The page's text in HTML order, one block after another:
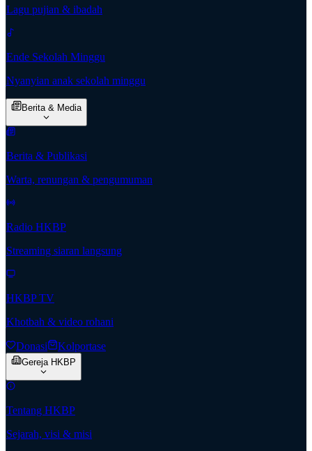
Lagu pujian & ibadah
Ende Sekolah Minggu
Nyanyian anak sekolah minggu
Berita & Media
Berita & Publikasi
Warta, renungan & pengumuman
Radio HKBP
Streaming siaran langsung
HKBP TV
Khotbah & video rohani
Donasi Kolportase
Gereja HKBP
Tentang HKBP
Sejarah, visi & misi